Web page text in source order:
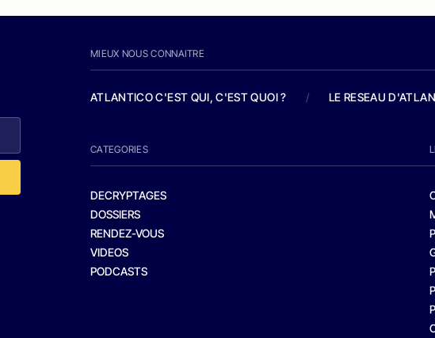
MIEUX NOUS CONNAITRE
ATLANTICO C'EST QUI, C'EST QUOI ? / LE RESEAU
CATEGORIES
DECRYPTAGES
DOSSIERS
RENDEZ-VOUS
VIDEOS
PODCASTS